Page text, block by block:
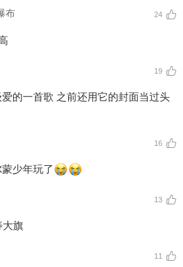
布 24
19
的一首歌 之前还用它的封面当过头
16
少年玩了
13
大旗
11